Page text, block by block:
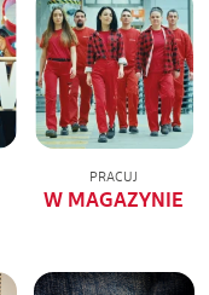
PRACUJ
W MAGAZYNIE